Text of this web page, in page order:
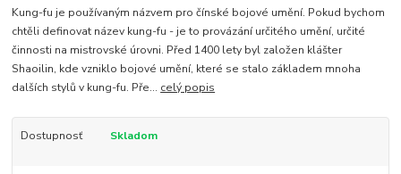
Kung-fu je používaným názvem pro čínské bojové umění. Pokud bychom
chtěli definovat název kung-fu - je to provázání určitého umění, určité
činnosti na mistrovské úrovni. Před 1400 lety byl založen klášter
Shaoilin, kde vzniklo bojové umění, které se stalo základem mnoha
dalších stylů v kung-fu. Pře... celý popis
Dostupnosť Skladom